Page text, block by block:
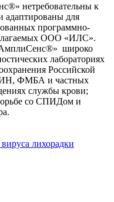
нетребовательны к
адаптированы для
программно-
ООО «ИЛС».
широко
лабораториях
Российской
ФМБА и частных
службы крови;
со СПИДом и
лихорадки